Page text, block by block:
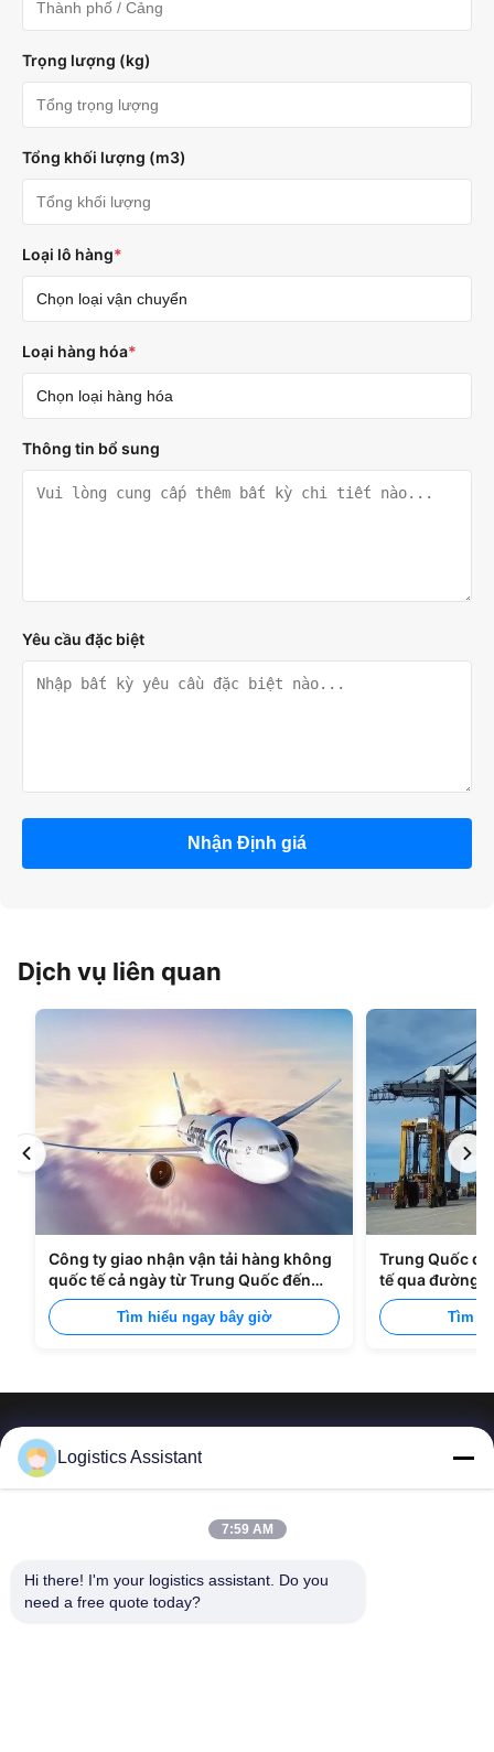
Trọng lượng (kg)
Tổng khối lượng (m3)
Loại lô hàng*
Loại hàng hóa*
Thông tin bổ sung
Yêu cầu đặc biệt
Nhận Định giá
Dịch vụ liên quan
Công ty giao nhận vận tải hàng không
quốc tế cả ngày từ Trung Quốc đến
Manila
Tìm hiểu ngay bây giờ
Trung Quốc
tế qua đường
Tìm
Hãy chọn chúng tôi và bạn sẽ không bao giờ quên
Logistics Assistant
7:59 AM
Hi there! I'm your logistics assistant. Do you
need a free quote today?